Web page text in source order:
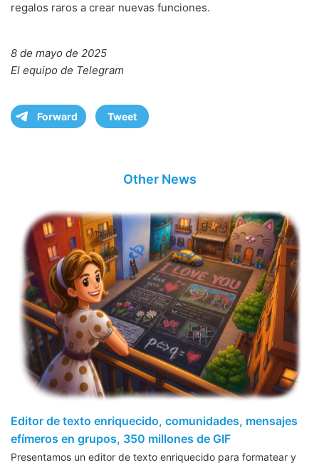
regalos raros a crear nuevas funciones.
8 de mayo de 2025
El equipo de Telegram
Forward Tweet
Other News
Editor de texto enriquecido, comunidades, mensajes
efímeros en grupos, 350 millones de GIF
Presentamos un editor de texto enriquecido para formatear y